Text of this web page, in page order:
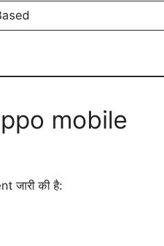
mobile
जारी की है: